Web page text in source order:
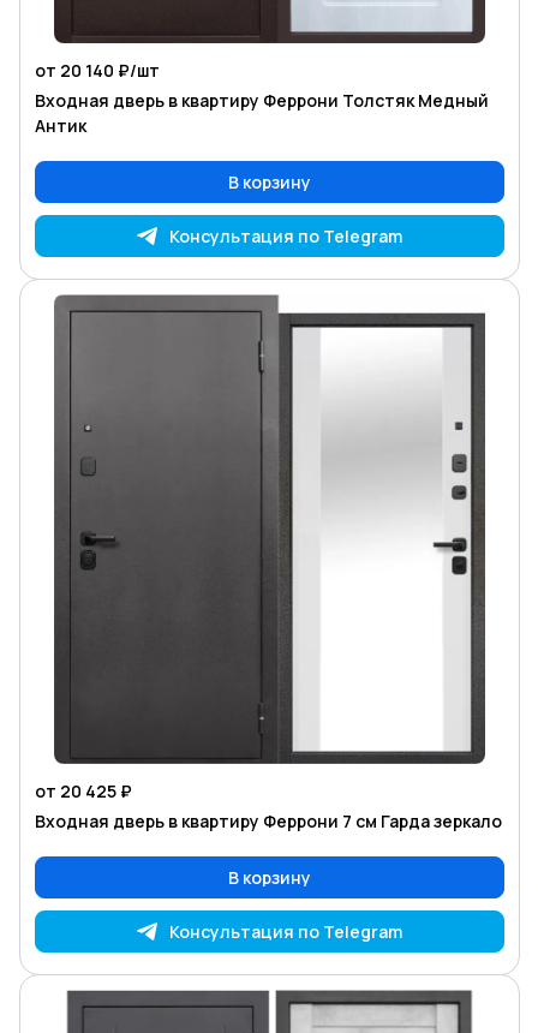
от 20 140 ₽/шт
Входная дверь в квартиру Феррони Толстяк Медный
Антик
В корзину
Консультация по Telegram
от 20 425 ₽
Входная дверь в квартиру Феррони 7 см Гарда зеркало
В корзину
Консультация по Telegram